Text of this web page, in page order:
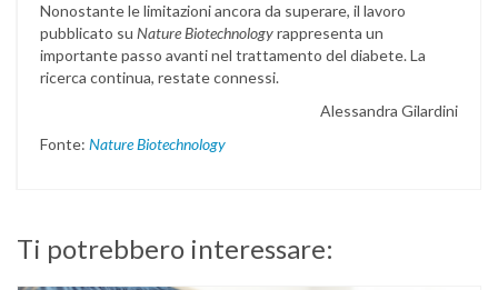
Nonostante le limitazioni ancora da superare, il lavoro
pubblicato su Nature Biotechnologyrappresenta un
importante passo avanti nel trattamento del diabete. La
ricerca continua, restate connessi.
Alessandra Gilardini
Fonte: Nature Biotechnology
Ti potrebbero interessare: